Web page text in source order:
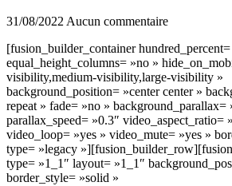
31/08/2022 Aucun commentaire
[fusion_builder_container
equal_height_columns= »no »
visibility,medium-visibility,large-visibility »
background_position= »center center »
repeat » fade= »no » background_parallax=
parallax_speed= »0.3″ video_aspect_ratio=
video_loop= »yes » video_mute= »yes »
type= »legacy
type= »1_1″ layout= »1_1″
border_style= »solid »